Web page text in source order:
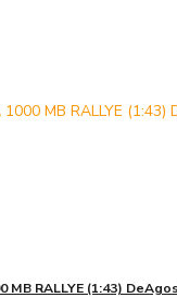
MB RALLYE (1:43)